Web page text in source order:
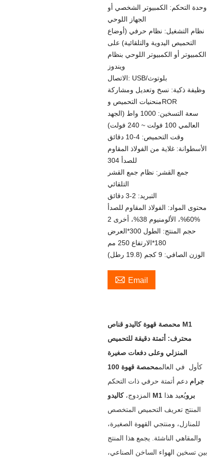
وحدة التحكم: الكمبيوتر الشخصي أو
الجهاز اللوحي
نظام التشغيل: نظام حرفي (أوضاع
التحميص اليدوية والتلقائية) على
الكمبيوتر أو الكمبيوتر اللوحي بنظام
ويندوز
الاتصال: USB/بلوتوث
وظيفة ذكية: نسخ وتعديل ومشاركة
منحنيات التحميص وROR
سعة التسخين: 1000 واط (الجهد
العالمي 100 فولت ~ 240 فولت)
وقت التحميص: 4-10 دقائق
الأسطوانة: غلاية من الفولاذ المقاوم
للصدأ 304
جمع القشر: نظام جمع القشر
التلقائي
التبريد: 2-3 دقائق
محتوى المواد: الفولاذ المقاوم للصدأ
60%، الألومنيوم 38%، أخرى 2%
حجم المنتج: الطول 300*العرض
180*الارتفاع 250 مم
الوزن الصافي: 9 كجم (19.8 رطل)
 Email
محمصة قهوة كاليدو قناص M1
محترف: أتمتة دقيقة للتحميص
المنزلي وعلى دفعات صغيرة
كأول ‌ في العالم
محمصة قهوة 100
جرام ‌ دعم أتمتة حرفي ذات التحكم
المزدوج، ‌
كاليدو M1 برويُعيد هذا
المنتج تعريف التحميص المتخصص
للمنازل، ومنتجي القهوة الصغيرة،
والمقاهي الناشئة. يجمع هذا المنتج
بين تسخين الهواء الساخن الصناعي،